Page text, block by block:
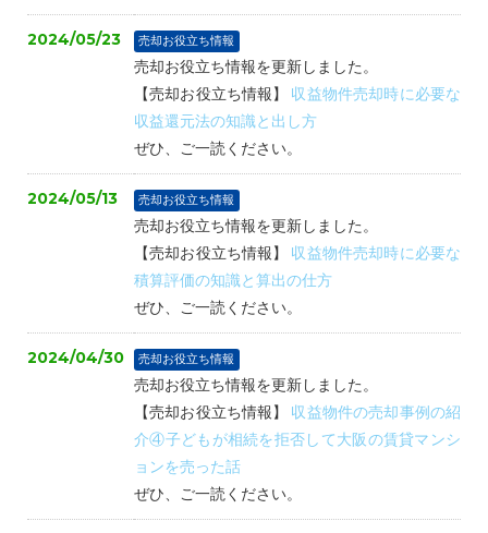
2024/05/23 売却お役立ち情報
売却お役立ち情報を更新しました。
【売却お役立ち情報】
収益物件売却時に必要な
収益還元法の知識と出し方
ぜひ、ご一読ください。
2024/05/13 売却お役立ち情報
売却お役立ち情報を更新しました。
【売却お役立ち情報】
収益物件売却時に必要な
積算評価の知識と算出の仕方
ぜひ、ご一読ください。
2024/04/30 売却お役立ち情報
売却お役立ち情報を更新しました。
【売却お役立ち情報】
収益物件の売却事例の紹
介④子どもが相続を拒否して大阪の賃貸マンシ
ョンを売った話
ぜひ、ご一読ください。